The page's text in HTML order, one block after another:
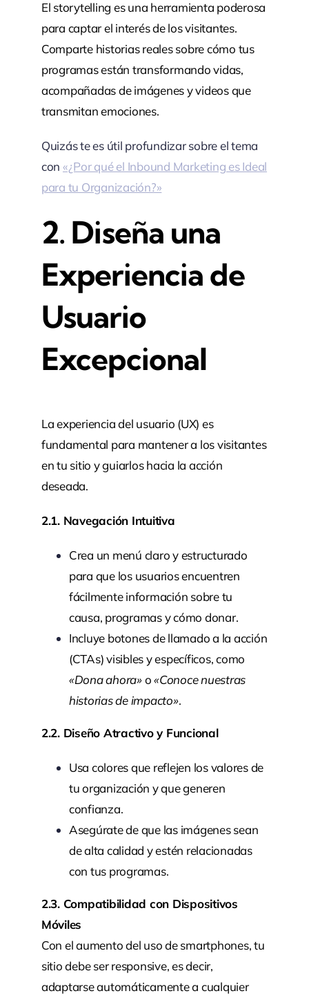
El storytelling es una herramienta poderosa
para captar el interés de los visitantes.
Comparte historias reales sobre cómo tus
programas están transformando vidas,
acompañadas de imágenes y videos que
transmitan emociones.
Quizás te es útil profundizar sobre el tema
con «¿Por qué el Inbound Marketing es Ideal
para tu Organización?»
2. Diseña una
Experiencia de
Usuario
Excepcional
La experiencia del usuario (UX) es
fundamental para mantener a los visitantes
en tu sitio y guiarlos hacia la acción
deseada.
2.1. Navegación Intuitiva
Crea un menú claro y estructurado
para que los usuarios encuentren
fácilmente información sobre tu
causa, programas y cómo donar.
Incluye botones de llamado a la acción
(CTAs) visibles y específicos, como
«Dona ahora»o«Conoce nuestras
historias de impacto».
2.2. Diseño Atractivo y Funcional
Usa colores que reflejen los valores de
tu organización y que generen
confianza.
Asegúrate de que las imágenes sean
de alta calidad y estén relacionadas
con tus programas.
2.3. Compatibilidad con Dispositivos
Móviles
Con el aumento del uso de smartphones, tu
sitio debe ser responsive, es decir,
adaptarse automáticamente a cualquier